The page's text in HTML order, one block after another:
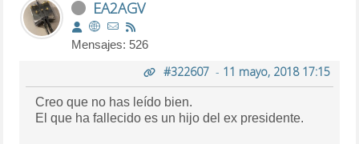
EA2AGV
Mensajes: 526
#322607- 11 mayo, 2018 17:15
Creo que no has leído bien.
El que ha fallecido es un hijo del ex presidente.